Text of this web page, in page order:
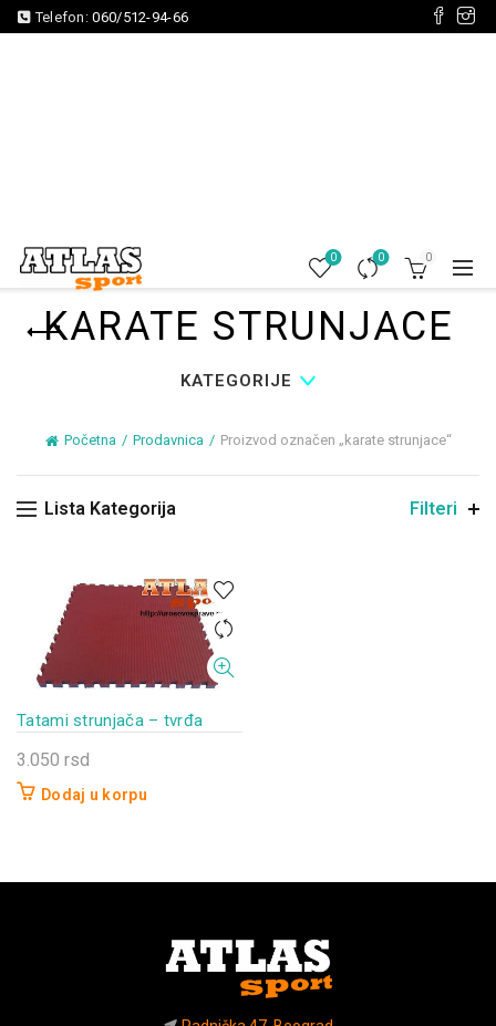
Telefon:060/512-94-66
0 0 0
KARATE STRUNJACE
KATEGORIJE
Početna Prodavnica Proizvod označen „karate strunjace“
Lista Kategorija Filteri
Tatami strunjača – tvrđa
3.050 rsd
Dodaj u korpu